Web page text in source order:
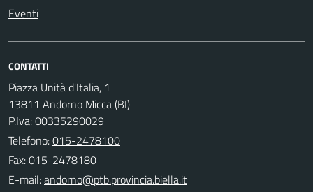
Eventi
CONTATTI
Piazza Unità d'Italia, 1
13811 Andorno Micca (BI)
P.Iva: 00335290029
Telefono:015-2478100
Fax: 015-2478180
E-mail: